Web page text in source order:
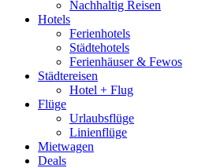
Nachhaltig Reisen
Hotels
Ferienhotels
Städtehotels
Ferienhäuser & Fewos
Städtereisen
Hotel + Flug
Flüge
Urlaubsflüge
Linienflüge
Mietwagen
Deals